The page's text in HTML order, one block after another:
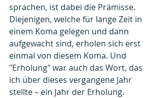
sprachen, ist dabei die Prämisse.
Diejenigen, welche für lange Zeit in
einem Koma gelegen und dann
aufgewacht sind, erholen sich erst
einmal von diesem Koma. Und
"Erholung" war auch das Wort, das
ich über dieses vergangene Jahr
stellte – ein Jahr der Erholung.